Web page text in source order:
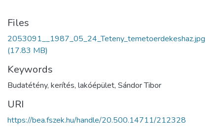
Files
2053091__1987_05_24_Teteny_temetoerdekeshaz.jpg
(17.83 MB)
Keywords
Budatétény, kerítés, lakóépület, Sándor Tibor
URI
https://bea.fszek.hu/handle/20.500.14711/212328